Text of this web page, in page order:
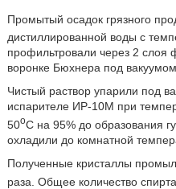
Промытый осадок грязного
дистиллированной воды с
профильтровали через 2 слоя
воронке Бюхнера под вакуумом.
Чистый раствор упарили под
испарителе ИР-10М при
50oС на 95% до образования
охладили до комнатной
Полученные кристаллы
раза. Общее количество